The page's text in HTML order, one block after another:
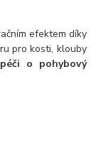
efektem díky
pro kosti, klouby
o pohybový